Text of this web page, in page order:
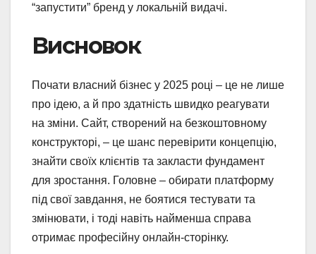
“запустити” бренд у локальній видачі.
Висновок
Почати власний бізнес у 2025 році – це не лише
про ідею, а й про здатність швидко реагувати
на зміни. Сайт, створений на безкоштовному
конструкторі, – це шанс перевірити концепцію,
знайти своїх клієнтів та закласти фундамент
для зростання. Головне – обирати платформу
під свої завдання, не боятися тестувати та
змінювати, і тоді навіть найменша справа
отримає професійну онлайн-сторінку.